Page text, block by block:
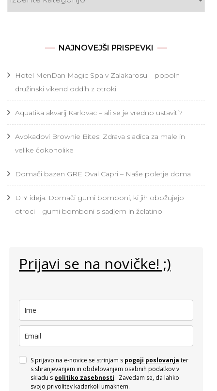
NAJNOVEJŠI PRISPEVKI
Hotel MenDan Magic Spa v Zalakarosu – popoln
družinski vikend oddih z otroki
Aquatika akvarij Karlovac – ali se je vredno ustaviti?
Avokadovi Brownie Bites: Zdrava sladica za male in
velike čokoholike
Domači bazen GRE Oval Capri – Naše poletje doma
DIY ideja: Domači gumi bomboni, ki jih obožujejo
otroci – gumi bomboni s sadjem in želatino
Prijavi se na novičke! ;)
S prijavo na e-novice se strinjam s pogoji poslovanja ter
s shranjevanjem in obdelovanjem osebnih podatkov v
skladu s politiko zasebnosti. Zavedam se, da lahko
svojo privolitev kadarkoli umaknem.